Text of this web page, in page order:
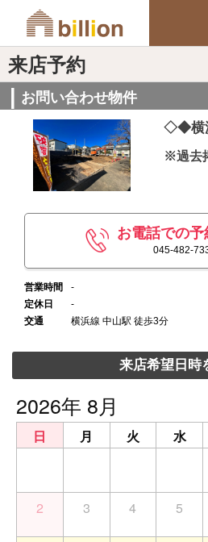
来店予約
お問い合わせ物件
※過去
お電話での予
045-482-
営業時間
-
定休日
-
交通
横浜線 中山駅 徒歩3分
来店希望日時
2026年 8月
日 月 火 水
2 3 4 5